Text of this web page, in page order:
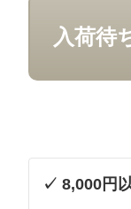
入荷待
✓ 8,000円